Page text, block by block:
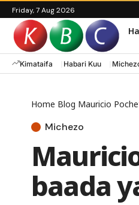
Friday, 7 Aug 2026
Kimataifa Habari Kuu
Home Blog Mauricio
Michezo
baada